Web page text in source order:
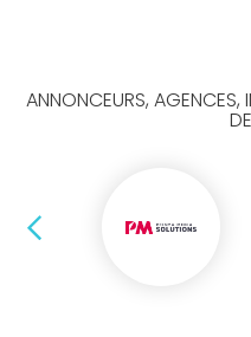
ANNONCEURS, AGENCES,
Précédent